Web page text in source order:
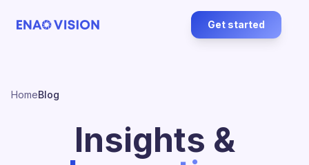
Get started
HomeBlog
Insights &